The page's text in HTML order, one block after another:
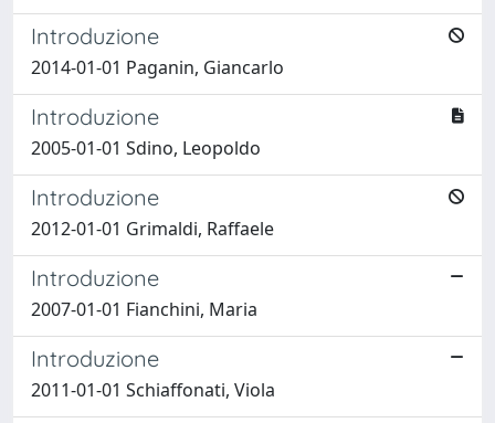
Introduzione
2014-01-01 Paganin, Giancarlo
Introduzione
2005-01-01 Sdino, Leopoldo
Introduzione
2012-01-01 Grimaldi, Raffaele
Introduzione
2007-01-01 Fianchini, Maria
Introduzione
2011-01-01 Schiaffonati, Viola